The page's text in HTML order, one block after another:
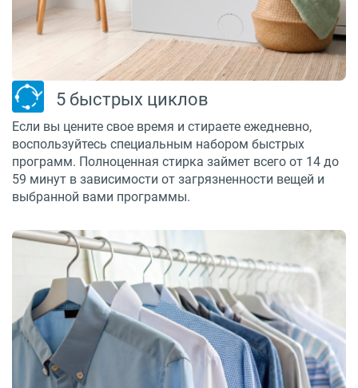
5 быстрых циклов
Если вы цените свое время и стираете ежедневно,
воспользуйтесь специальным набором быстрых
программ. Полноценная стирка займет всего от 14 до
59 минут в зависимости от загрязненности вещей и
выбранной вами программы.